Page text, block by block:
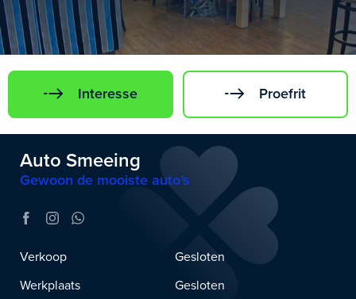
Interesse Proefrit
Auto Smeeing
Gewoon de mooiste auto’s
Verkoop
Gesloten
Werkplaats
Gesloten